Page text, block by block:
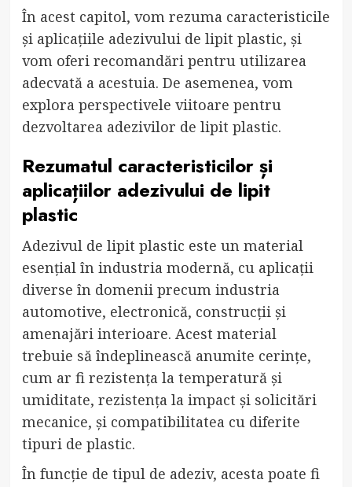
În acest capitol, vom rezuma caracteristicile
și aplicațiile adezivului de lipit plastic, și
vom oferi recomandări pentru utilizarea
adecvată a acestuia. De asemenea, vom
explora perspectivele viitoare pentru
dezvoltarea adezivilor de lipit plastic.
Rezumatul caracteristicilor și
aplicațiilor adezivului de lipit
plastic
Adezivul de lipit plastic este un material
esențial în industria modernă, cu aplicații
diverse în domenii precum industria
automotive, electronică, construcții și
amenajări interioare. Acest material
trebuie să îndeplinească anumite cerințe,
cum ar fi rezistența la temperatură și
umiditate, rezistența la impact și solicitări
mecanice, și compatibilitatea cu diferite
tipuri de plastic.
În funcție de tipul de adeziv, acesta poate fi